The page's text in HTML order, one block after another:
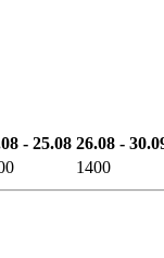
- 25.08 26.08 -
1400